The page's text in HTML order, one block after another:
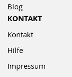
Blog
KONTAKT
Kontakt
Hilfe
Impressum